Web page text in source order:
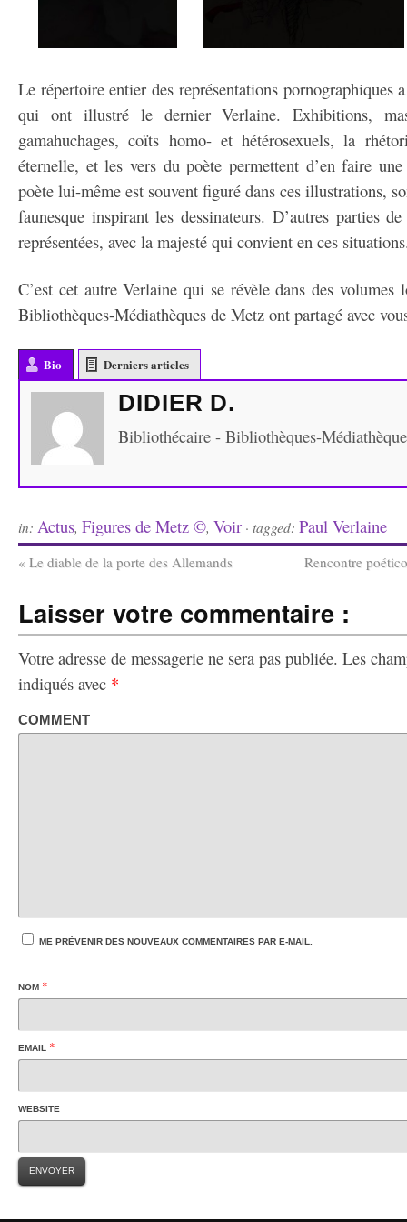
Le répertoire entier des représentations pornographiques
qui ont illustré le dernier Verlaine. Exhibitions,
gamahuchages, coïts homo- et hétérosexuels, la
éternelle, et les vers du poète permettent d’en faire
poète lui-même est souvent figuré dans ces illustrations,
faunesque inspirant les dessinateurs. D’autres parties
représentées, avec la majesté qui convient en ces
C’est cet autre Verlaine qui se révèle dans des volumes
Bibliothèques-Médiathèques de Metz ont partagé avec
Bio Derniers articles
DIDIER D.
Bibliothécaire - Bibliothèques-
in: Actus, Figures de Metz ©, Voir · tagged: Paul Verlaine
« Le diable de la porte des Allemands Rencontre
Laisser votre commentaire :
Votre adresse de messagerie ne sera pas publiée. Les
indiqués avec *
COMMENT
ME PRÉVENIR DES NOUVEAUX COMMENTAIRES PAR E-MAIL.
NOM *
EMAIL *
WEBSITE